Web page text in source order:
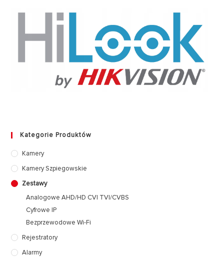
Kategorie Produktów
Kamery
Kamery Szpiegowskie
Zestawy
Analogowe AHD/HD CVI TVI/CVBS
Cyfrowe IP
Bezprzewodowe Wi-Fi
Rejestratory
Alarmy